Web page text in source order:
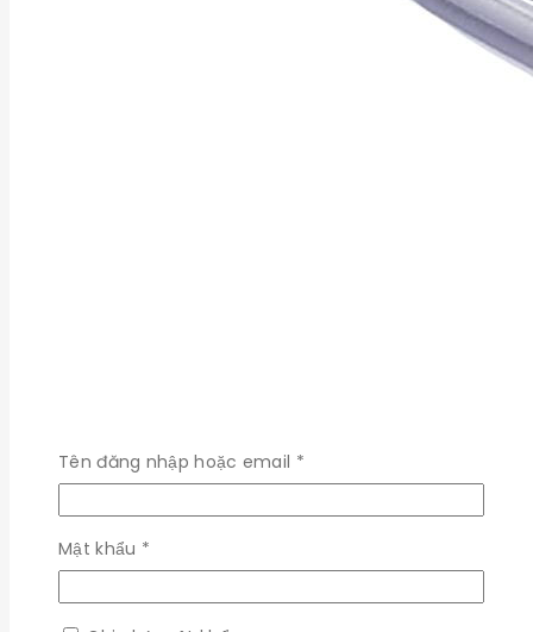
Tên đăng nhập hoặc email *Bắt
buộc
Mật khẩu *
buộc